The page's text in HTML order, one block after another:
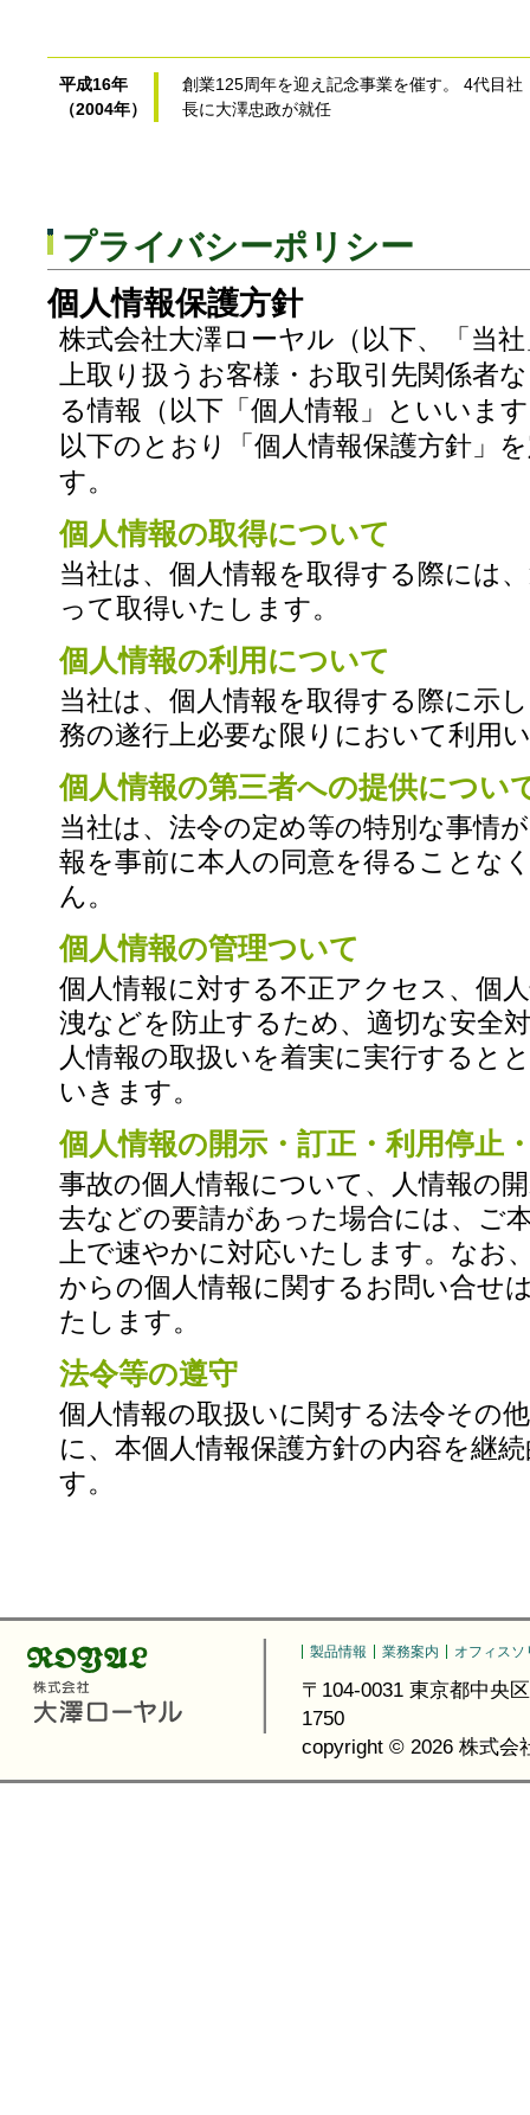
平成16年
（2004年）
創業125周年を迎え記念事業を催す。 4代目社
長に大澤忠政が就任
プライバシーポリシー
個人情報保護方針
株式会社大澤ローヤル（以下、「当
上取り扱うお客様・お取引先関係者
る情報（以下「個人情報」といいま
以下のとおり「個人情報保護方針」
す。
個人情報の取得について
当社は、個人情報を取得する際には
って取得いたします。
個人情報の利用について
当社は、個人情報を取得する際に示
務の遂行上必要な限りにおいて利用
個人情報の第三者への提供につい
当社は、法令の定め等の特別な事情
報を事前に本人の同意を得ることな
ん。
個人情報の管理ついて
個人情報に対する不正アクセス、個
洩などを防止するため、適切な安全
人情報の取扱いを着実に実行すると
いきます。
個人情報の開示・訂正・利用停止
事故の個人情報について、人情報の
去などの要請があった場合には、ご
上で速やかに対応いたします。なお
からの個人情報に関するお問い合せ
たします。
法令等の遵守
個人情報の取扱いに関する法令その
に、本個人情報保護方針の内容を継
す。
製品情報 業務案内 オフィスソ
〒104-0031 東京都中央
1750
copyright © 2026 株式会